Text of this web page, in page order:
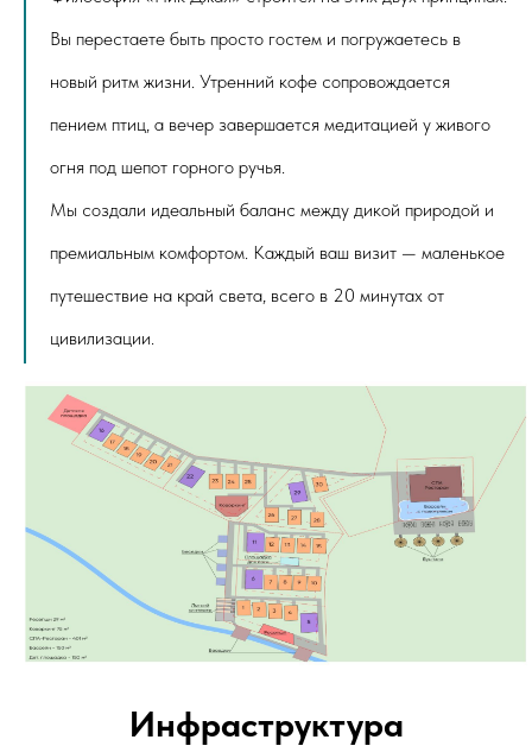
Вы перестаете быть просто гостем и погружаетесь в
новый ритм жизни. Утренний кофе сопровождается
пением птиц, а вечер завершается медитацией у живого
огня под шепот горного ручья.
Мы создали идеальный баланс между дикой природой и
премиальным комфортом. Каждый ваш визит — маленькое
путешествие на край света, всего в 20 минутах от
цивилизации.
Инфраструктура